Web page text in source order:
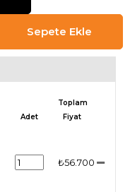
Adet
Toplam
Fiyat
₺56.700